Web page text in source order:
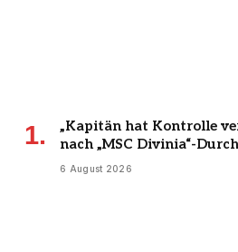
„Kapitän hat Kontrolle
nach „MSC Divinia“-
6 August 2026